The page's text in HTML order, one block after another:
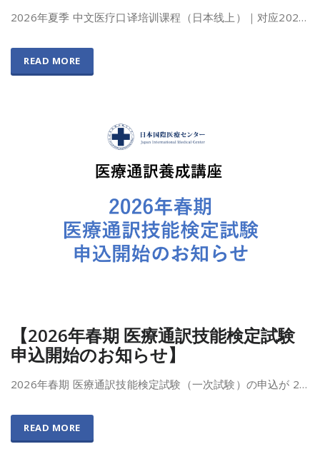
2026年夏季 中文医疗口译培训课程（日本线上）｜对应202…
READ MORE
【2026年春期 医療通訳技能検定試験
申込開始のお知らせ】
2026年春期 医療通訳技能検定試験（一次試験）の申込が 2…
READ MORE